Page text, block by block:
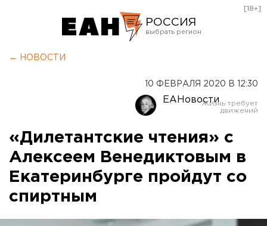
РОССИЯ
Оренбург
[18+]
← НОВОСТИ
10 ФЕВРАЛЯ 2020 В 12:30
ЕАНовости
«Дилетантские чтения» с
Алексеем Венедиктовым в
Екатеринбурге пройдут со
спиртным